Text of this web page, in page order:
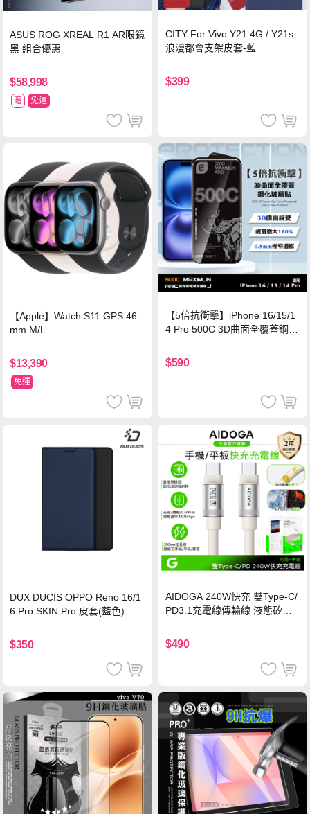
ASUS ROG XREAL R1 AR眼鏡
黑 組合優惠
$58,998
贈 免運
CITY For Vivo Y21 4G / Y21s
浪漫都會支架皮套-藍
$399
【Apple】Watch S11 GPS 46
mm M/L
$13,390
免運
【5倍抗衝擊】iPhone 16/15/1
4 Pro 500C 3D曲面全覆蓋鋼化
保護貼
$590
DUX DUCIS OPPO Reno 16/1
6 Pro SKIN Pro 皮套(藍色)
$350
AIDOGA 240W快充 雙Type-C/
PD3.1充電線傳輸線 液態矽膠
機/平板/筆電
$490